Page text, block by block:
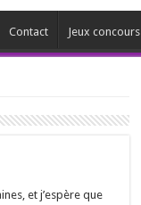
Contact Jeux concours
et j’espère que